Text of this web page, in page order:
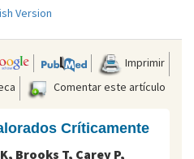
Version
Imprimir
Comentar este artículo
Críticamente
Brooks T, Carey P,